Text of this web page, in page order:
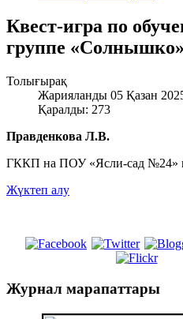
Квест-игра по
группе «Солнышко»
Толығырақ
Жарияланды 05 Қазан
Қаралды: 273
Правденкова Л.В.
ГККП на ПОУ «Ясли-сад №24»
Жүктеп алу
Журнал марапаттары